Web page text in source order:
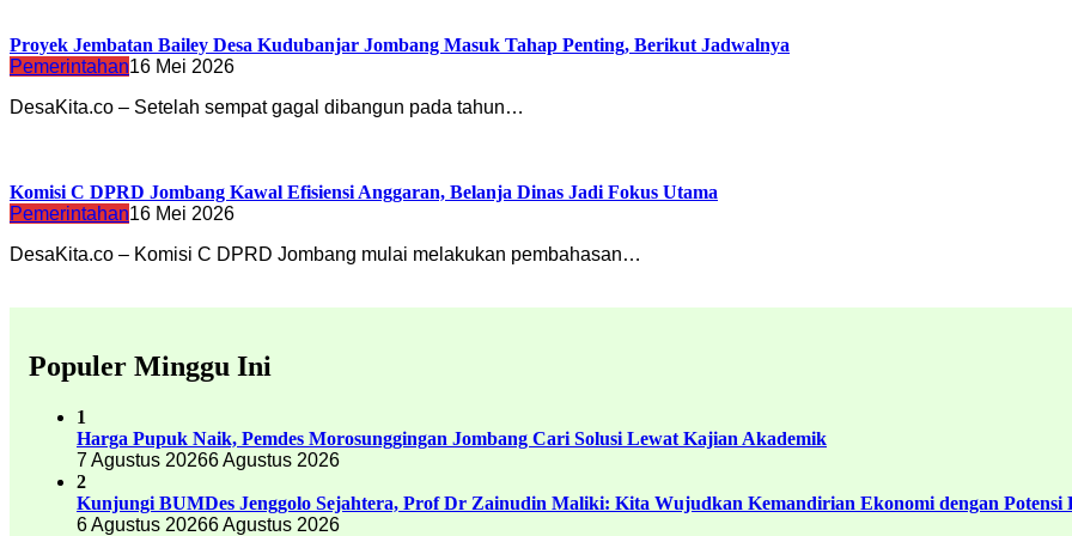
Proyek Jembatan Bailey Desa Kudubanjar Jombang Masuk Tahap Penting, Berikut Jadwalnya
Pemerintahan16 Mei 2026
DesaKita.co – Setelah sempat gagal dibangun pada tahun…
Komisi C DPRD Jombang Kawal Efisiensi Anggaran, Belanja Dinas Jadi Fokus Utama
Pemerintahan16 Mei 2026
DesaKita.co – Komisi C DPRD Jombang mulai melakukan pembahasan…
Populer Minggu Ini
1
Harga Pupuk Naik, Pemdes Morosunggingan Jombang Cari Solusi Lewat Kajian Akademik
7 Agustus 20266 Agustus 2026
2
Kunjungi BUMDes Jenggolo Sejahtera, Prof Dr Zainudin Maliki: Kita Wujudkan Kemandirian Ekonomi dengan Potensi
6 Agustus 20266 Agustus 2026